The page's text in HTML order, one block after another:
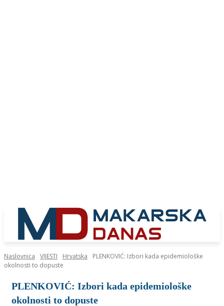
Naslovnica VIJESTI Hrvatska
PLENKOVIĆ: Izbori kada epidemiološke
okolnosti to dopuste
PLENKOVIĆ: Izbori kada epidemiološke
okolnosti to dopuste